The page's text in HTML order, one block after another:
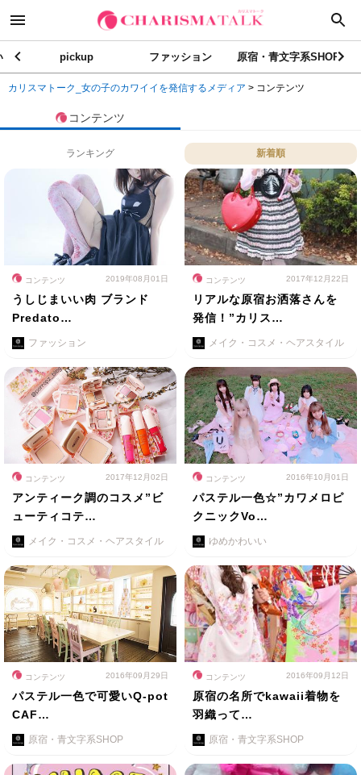
pickup ファッション 原宿・青文字系SHOP
カリスマトーク_女の子のカワイイを発信するメディア > コンテンツ
コンテンツ
ランキング 新着順
コンテンツ 2019年08月01日
うしじまいい肉 ブランド
Predato…
ファッション
コンテンツ 2017年12月22日
リアルな原宿お洒落さんを
発信！”カリス…
メイク・コスメ・ヘアスタイル
コンテンツ 2017年12月02日
アンティーク調のコスメ”ビ
ューティコテ…
メイク・コスメ・ヘアスタイル
コンテンツ 2016年10月01日
パステル一色☆”カワメロピ
クニックVo…
ゆめかわいい
コンテンツ 2016年09月29日
パステル一色で可愛いQ-pot
CAF…
原宿・青文字系SHOP
コンテンツ 2016年09月12日
原宿の名所でkawaii着物を
羽織って…
原宿・青文字系SHOP